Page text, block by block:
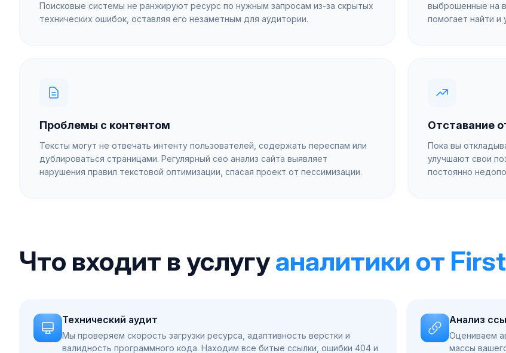
Поисковые системы не ранжируют ресурс по нужным запросам из-за скрытых
технических ошибок, оставляя его незаметным для аудитории.
выброшенные на
помогает найти и
Проблемы с контентом
Тексты могут не отвечать интенту пользователей, содержать переспам или
дублироваться страницами. Регулярный сео анализ сайта выявляет
нарушения правил текстовой оптимизации, спасая проект от пессимизации.
Отставание
Пока вы
улучшают свои
постоянно
Что входит в услугуаналитики от
Технический аудит
Мы проверяем скорость загрузки ресурса, адаптивность верстки и
валидность программного кода. Находим все битые ссылки, ошибки 404 и
Анализ
Оцениваем
массы